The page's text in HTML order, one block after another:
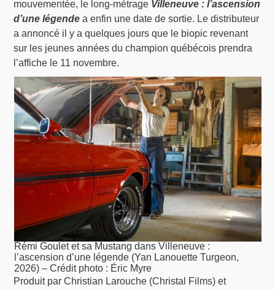
mouvementée, le long-métrage Villeneuve : l’ascension
d’une légende a enfin une date de sortie. Le distributeur
a annoncé il y a quelques jours que le biopic revenant
sur les jeunes années du champion québécois prendra
l’affiche le 11 novembre.
Rémi Goulet et sa Mustang dans Villeneuve :
l’ascension d’une légende (Yan Lanouette Turgeon,
2026) – Crédit photo : Éric Myre
Produit par Christian Larouche (Christal Films) et